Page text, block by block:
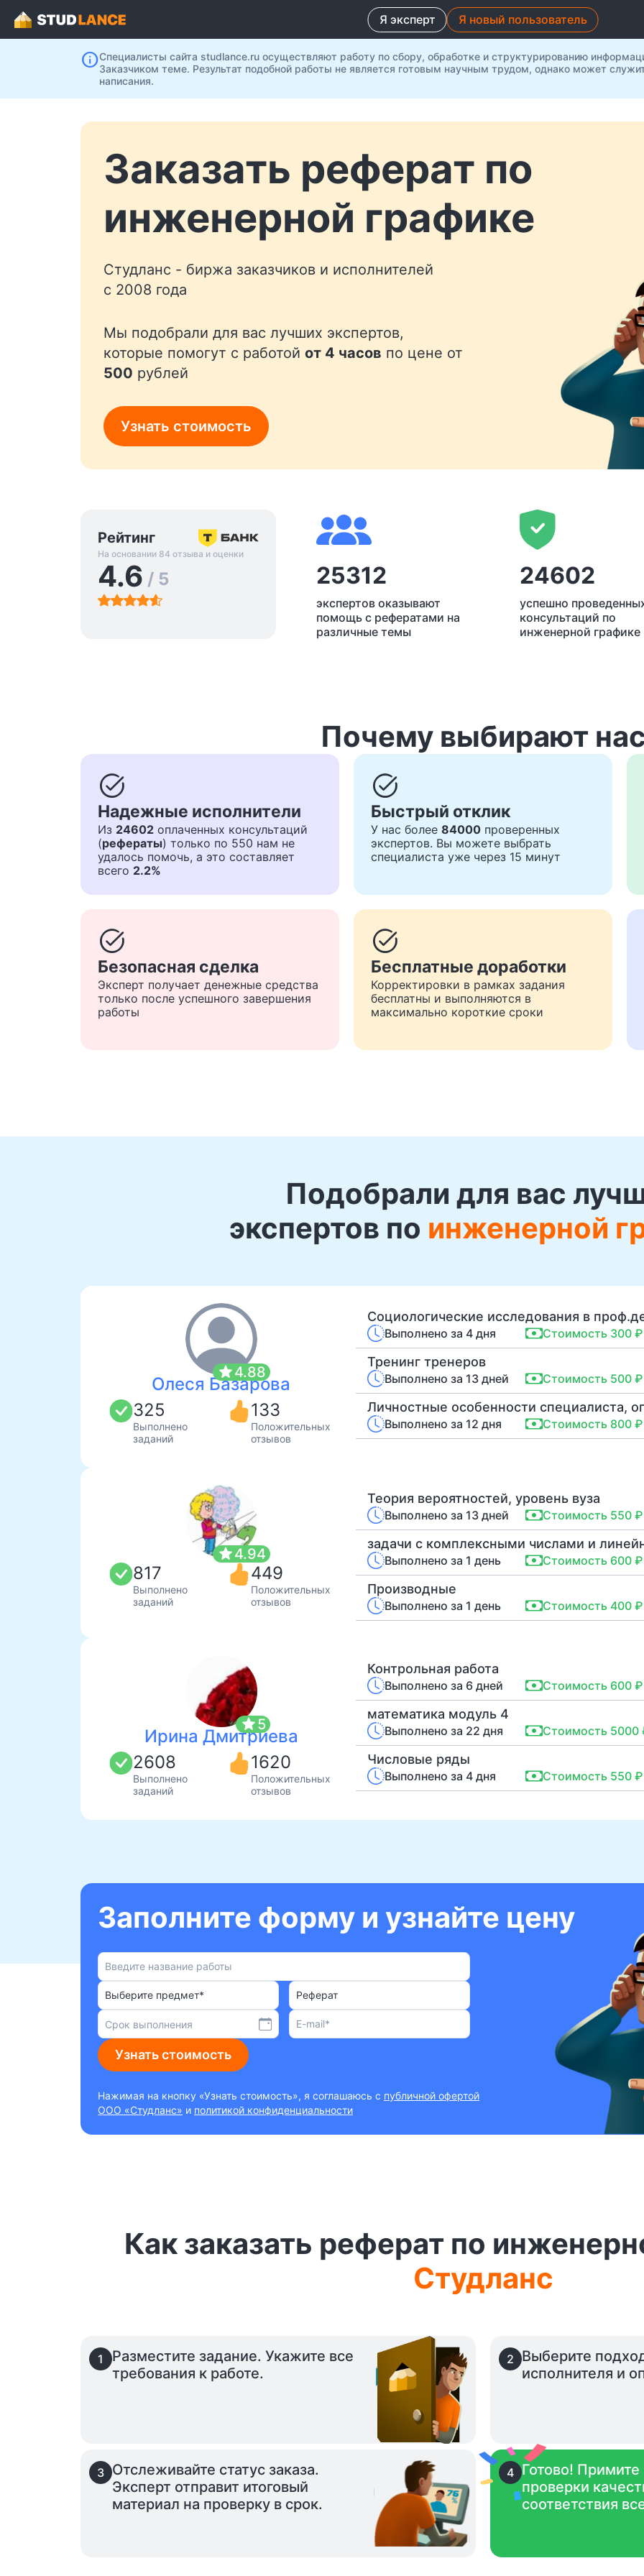
Я эксперт Я новый пользователь
infoСпециалисты сайта studlance.ru осуществляют работу по сбору, обработке и структурированию
Заказчиком теме. Результат подобной работы не является готовым научным трудом, однако может
написания.
Заказать реферат по
инженерной графике
Студланс - биржа заказчиков и исполнителей
с 2008 года
Мы подобрали для вас лучших экспертов,
которые помогут с работой от 4 часов по цене от
500 рублей
Узнать стоимость
Рейтинг
На основании 84 отзыва и оценки
4.6 / 5 25312
экспертов оказывают
помощь с рефератами на
различные темы
24602
успешно
консультаций по
инженерной графике
Почему выбирают
task_alt
Надежные исполнители
Из 24602 оплаченных консультаций
(рефераты) только по 550 нам не
удалось помочь, а это составляет
всего 2.2%
task_alt
Быстрый отклик
У нас более 84000 проверенных
экспертов. Вы можете выбрать
специалиста уже через 15 минут
task_alt
Безопасная сделка
Эксперт получает денежные средства
только после успешного завершения
работы
task_alt
Бесплатные доработки
Корректировки в рамках задания
бесплатны и выполняются в
максимально короткие сроки
Подобрали для вас
экспертов по инженерной
star4.88
Олеся Базарова
325
Выполнено
заданий
133
Положительных
отзывов
Социологические исследования в
Выполнено за 4 дня Стоимость 300 ₽
Тренинг тренеров
Выполнено за 13 дней Стоимость 500 ₽
Выполнено за 12 дня Стоимость 800 ₽
star4.94
817
Выполнено
заданий
449
Положительных
отзывов
Теория вероятностей, уровень вуза
Выполнено за 13 дней Стоимость 550 ₽
Выполнено за 1 день Стоимость 600 ₽
Производные
Выполнено за 1 день Стоимость 400 ₽
star5
Ирина Дмитриева
2608
Выполнено
заданий
1620
Положительных
отзывов
Контрольная работа
Выполнено за 6 дней Стоимость 600 ₽
математика модуль 4
Выполнено за 22 дня Стоимость 5000
Числовые ряды
Выполнено за 4 дня Стоимость 550 ₽
Заполните форму и узнайте цену
Выберите предмет* Реферат
Узнать стоимость
Нажимая на кнопку «Узнать стоимость», я соглашаюсь с публичной офертой
ООО «Студланс» и политикой конфиденциальности
Как заказать реферат по
Студланс
1
Разместите задание. Укажите все
требования к работе.
2
Выберите
исполнителя и
3 Отслеживайте статус заказа.
Эксперт отправит итоговый
материал на проверку в срок.
4 Готово! Примите
проверки
соответствия